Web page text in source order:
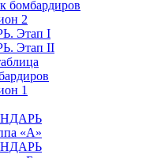
бомбардиров
2
Этап I
Этап II
1
«А»